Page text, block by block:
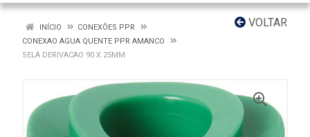
VOLTAR
INÍCIO
CONEXÕES PPR
CONEXAO AGUA QUENTE PPR AMANCO
SELA DERIVACAO 90 X 25MM